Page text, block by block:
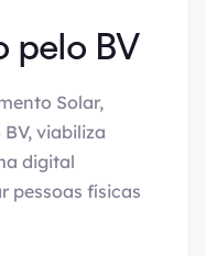
pelo BV
Solar,
viabiliza
digital
pessoas físicas